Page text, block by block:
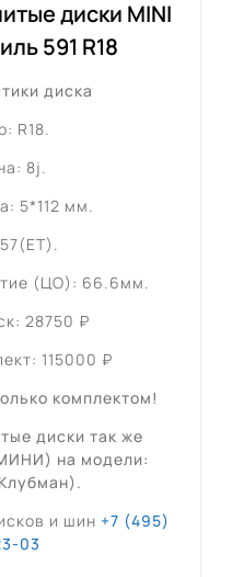
диски MINI
591 R18
диска
R18.
8j.
5*112 мм.
(ЦО): 66.6мм.
28750 ₽
115000 ₽
комплектом!
диски так же
на модели:
.
и шин +7 (495)
03